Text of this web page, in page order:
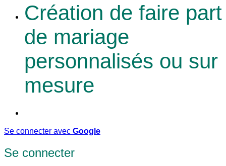
Création de faire part
de mariage
personnalisés ou sur
mesure
Se connecter avec Google
Se connecter